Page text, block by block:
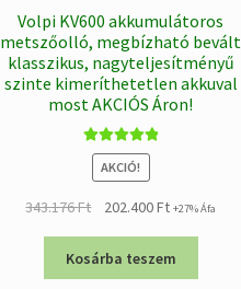
Volpi KV600 akkumulátoros
metszőolló, megbízható bevált
klasszikus, nagyteljesítményű
szinte kimeríthetetlen akkuval
most AKCIÓS Áron!
Értékelés:
5.00/ 5
AKCIÓ!
343.176Ft
Original
was:
343.176 Ft.
202.400FtCurrent
is:
202.400 Ft.
+27% Áfa
Kosárba teszem